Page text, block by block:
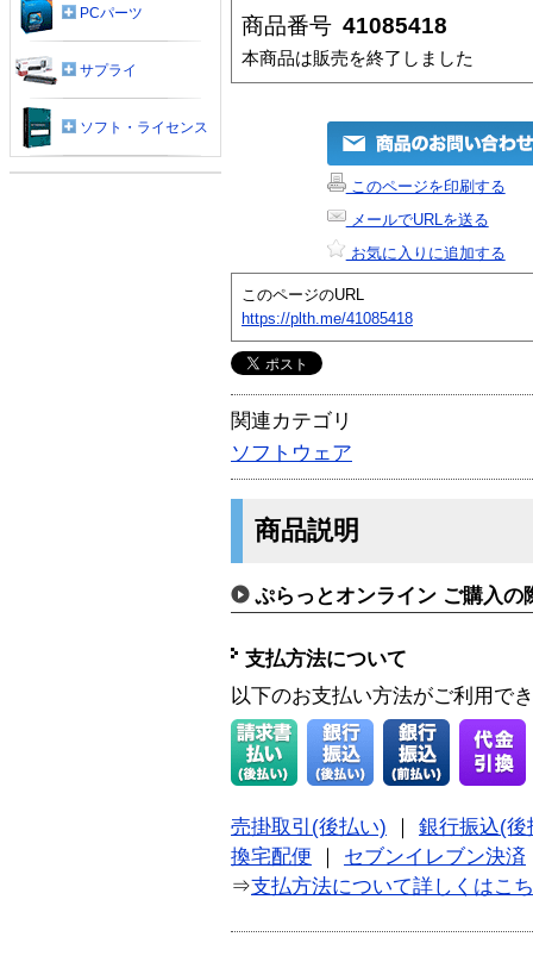
商品番号 41085418
本商品は販売を終了しました
このページを印刷する
メールでURLを送る
お気に入りに追加する
このページのURL
https://plth.me/41085418
関連カテゴリ
ソフトウェア
商品説明
ぷらっとオンライン ご購入の
支払方法について
以下のお支払い方法がご利用で
売掛取引(後払い)
銀行振込(後
換宅配便
セブンイレブン決済
⇒支払方法について詳しくはこ
PCパーツ
サプライ
ソフト・ライセンス